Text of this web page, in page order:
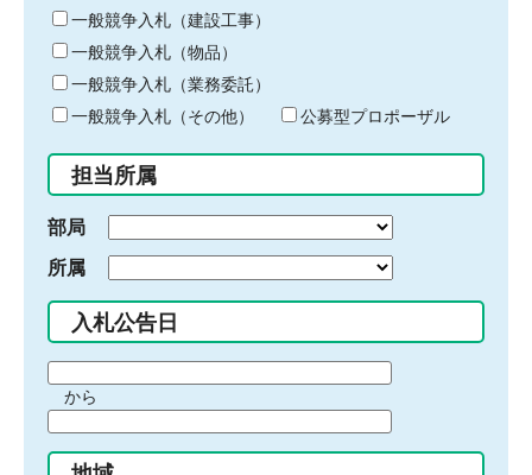
キ
ー
ワ
ー
ド
入
力
一般競争入札（建設工事）
一般競争入札（物品）
一般競争入札（業務委託）
一般競争入札（その他）
公募型プロポーザル
担当所属
部局
所属
入札公告日
間
始
から
間